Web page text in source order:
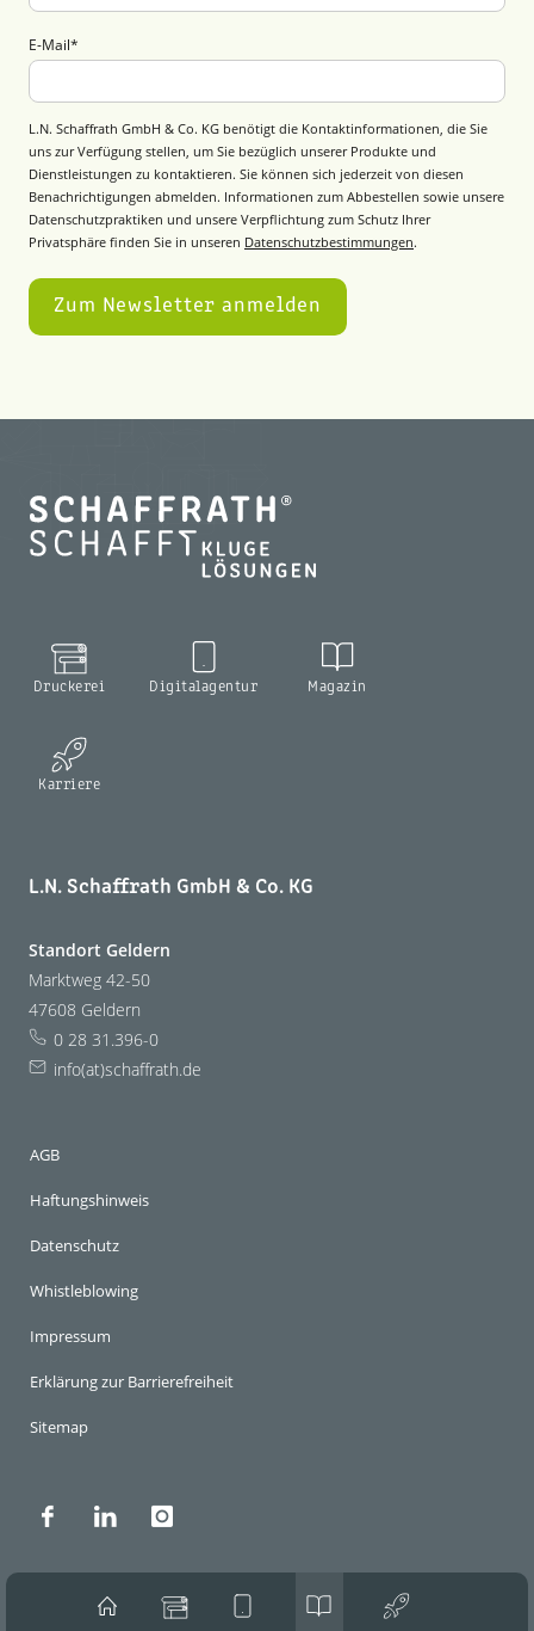
E-Mail*
L.N. Schaffrath GmbH & Co. KG benötigt die Kontaktinformationen, die Sie
uns zur Verfügung stellen, um Sie bezüglich unserer Produkte und
Dienstleistungen zu kontaktieren. Sie können sich jederzeit von diesen
Benachrichtigungen abmelden. Informationen zum Abbestellen sowie unsere
Datenschutzpraktiken und unsere Verpflichtung zum Schutz Ihrer
Privatsphäre finden Sie in unseren Datenschutzbestimmungen.
Druckerei Digitalagentur Magazin
Karriere
L.N. Schaffrath GmbH & Co. KG
Standort Geldern
Marktweg 42-50
47608 Geldern
0 28 31.396-0
info(at)schaffrath.de
AGB
Haftungshinweis
Datenschutz
Whistleblowing
Impressum
Erklärung zur Barrierefreiheit
Sitemap